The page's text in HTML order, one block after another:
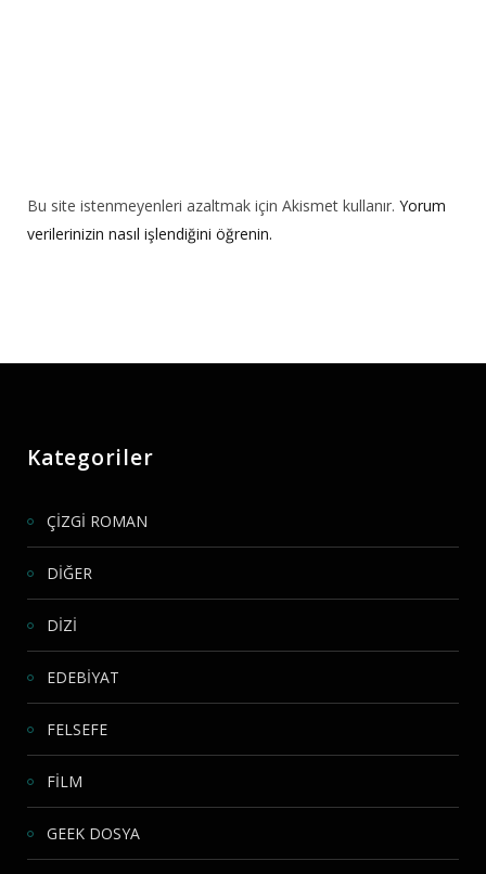
Bu site istenmeyenleri azaltmak için Akismet kullanır. Yorum
verilerinizin nasıl işlendiğini öğrenin.
Kategoriler
ÇİZGİ ROMAN
DİĞER
DİZİ
EDEBİYAT
FELSEFE
FİLM
GEEK DOSYA